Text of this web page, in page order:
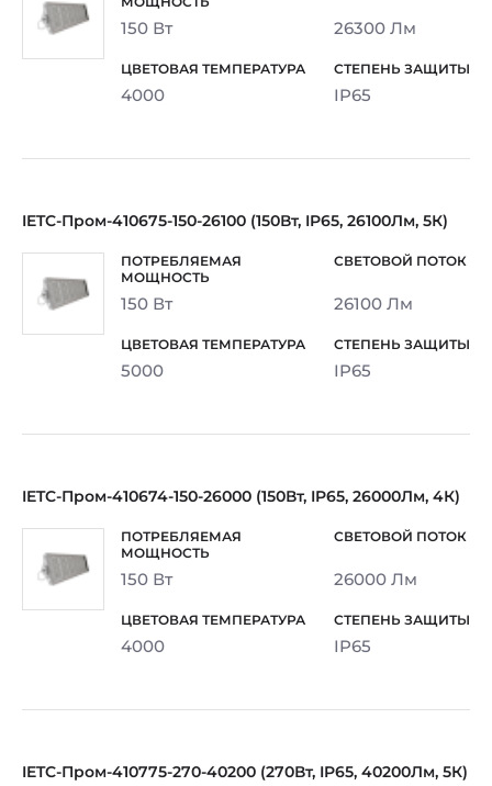
150 Вт 26300 Лм
4000 IP65
IETC-Пром-410675-150-26100 (150Вт, IP65, 26100Лм, 5К)
150 Вт 26100 Лм
5000 IP65
IETC-Пром-410674-150-26000 (150Вт, IP65, 26000Лм, 4К)
150 Вт 26000 Лм
4000 IP65
IETC-Пром-410775-270-40200 (270Вт, IP65, 40200Лм, 5К)